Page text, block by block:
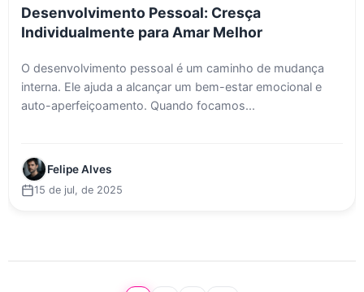
Desenvolvimento Pessoal: Cresça
Individualmente para Amar Melhor
O desenvolvimento pessoal é um caminho de mudança
interna. Ele ajuda a alcançar um bem-estar emocional e
auto-aperfeiçoamento. Quando focamos...
Felipe Alves
15 de jul, de 2025